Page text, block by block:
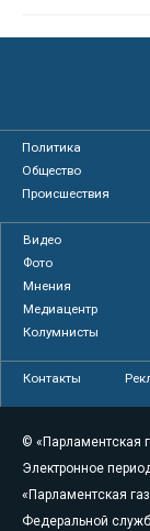
Политика
Общество
Происшествия
Видео
Фото
Мнения
Медиацентр
Колумнисты
Контакты
© «Парламентская
Электронное
«Парламентская
Федеральной